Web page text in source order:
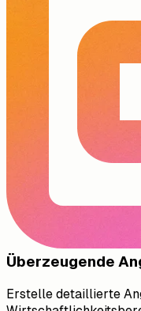
Überzeugende
Erstelle detaillierte